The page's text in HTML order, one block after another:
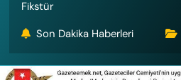
Fikstür
Son Dakika Haberleri